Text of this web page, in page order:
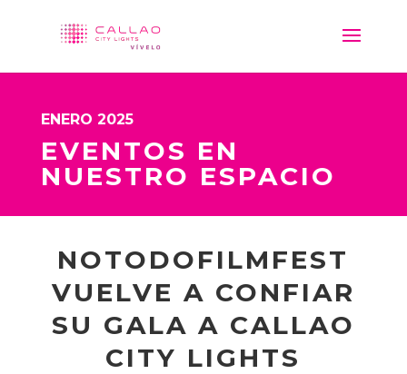
ENERO 2025
EVENTOS EN
NUESTRO ESPACIO
NOTODOFILMFEST
VUELVE A CONFIAR
SU GALA A CALLAO
CITY LIGHTS